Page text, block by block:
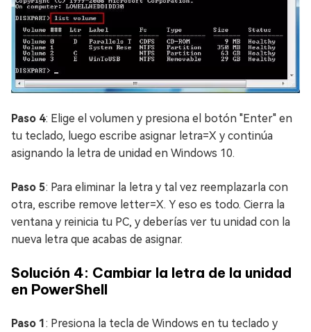
Paso 4: Elige el volumen y presiona el botón "Enter" en
tu teclado, luego escribe asignar letra=X y continúa
asignando la letra de unidad en Windows 10.
Paso 5: Para eliminar la letra y tal vez reemplazarla con
otra, escribe remove letter=X. Y eso es todo. Cierra la
ventana y reinicia tu PC, y deberías ver tu unidad con la
nueva letra que acabas de asignar.
Solución 4: Cambiar la letra de la unidad
en PowerShell
Paso 1: Presiona la tecla de Windows en tu teclado y